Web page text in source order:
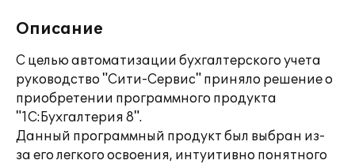
Описание
С целью автоматизации бухгалтерского учета
руководство "Сити-Сервис" приняло решение о
приобретении программного продукта
"1С:Бухгалтерия 8".
Данный программный продукт был выбран из-
за его легкого освоения, интуитивно понятного